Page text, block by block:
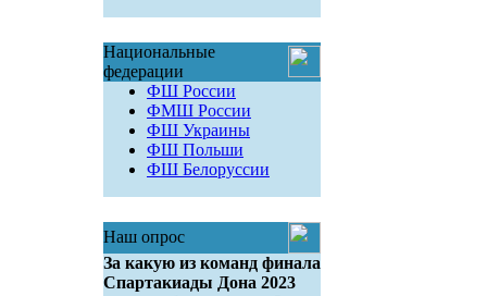
Национальные
федерации
ФШ России
ФМШ России
ФШ Украины
ФШ Польши
ФШ Белоруссии
Наш опрос
За какую из команд финала
Спартакиады Дона 2023